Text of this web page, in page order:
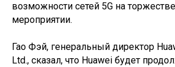
возможности сетей 5G на
мероприятии.
Гао Фэй, генеральный директор
Ltd., сказал, что Huawei будет